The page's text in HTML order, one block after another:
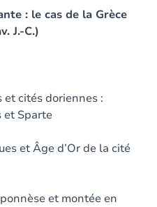
: le cas de la Grèce
J.-C.)
et cités doriennes :
et Sparte
et Âge d’Or de la cité
et montée en